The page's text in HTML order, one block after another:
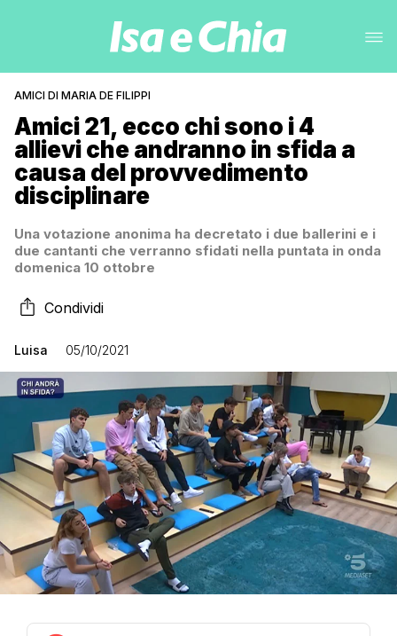
AMICI DI MARIA DE FILIPPI
Amici 21, ecco chi sono i 4
allievi che andranno in sfida a
causa del provvedimento
disciplinare
Una votazione anonima ha decretato i due ballerini e i
due cantanti che verranno sfidati nella puntata in onda
domenica 10 ottobre
Condividi
Luisa 05/10/2021